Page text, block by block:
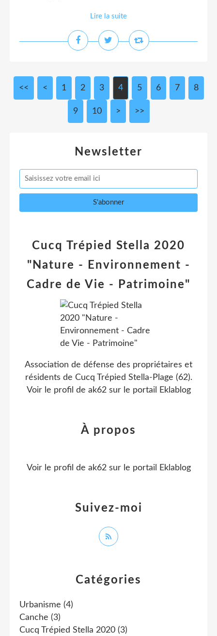
Lire la suite
<< < 1 2 3 4 5 6 7 8
9 10 20
> >>
Newsletter
Catégories
Urbanisme (4)
Canche (3)
Cucq Trépied Stella 2020 (3)
Cucq Trépied Stella 2020
"Nature - Environnement -
Cadre de Vie - Patrimoine"
Association de défense des propriétaires et
résidents de Cucq Trépied Stella-Plage (62).
Voir le profil de ak62sur le portail Eklablog
Suivez-moi
À propos
Voir le profil de ak62sur le portail Eklablog